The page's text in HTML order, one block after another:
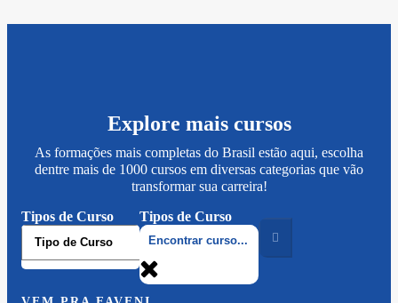
Explore mais cursos
As formações mais completas do Brasil estão aqui, escolha
dentre mais de 1000 cursos em diversas categorias que vão
transformar sua carreira!
Tipos de Curso
Tipos de Curso